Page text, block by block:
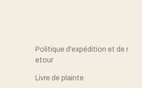
Politique d'expédition et de r
etour
Livre de plainte